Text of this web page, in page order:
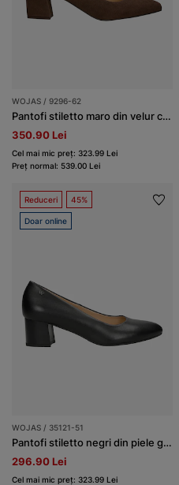
WOJAS / 9296-62
Pantofi stiletto maro din velur cu toc
350.90 Lei
Cel mai mic preț: 323.99 Lei
Preț normal: 539.00 Lei
Reduceri 45%
Doar online
WOJAS / 35121-51
Pantofi stiletto negri din piele granulată damă
296.90 Lei
Cel mai mic preț: 323.99 Lei